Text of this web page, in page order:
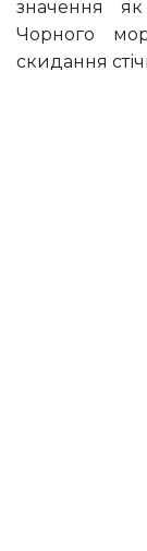
значення
Чорного
скидання